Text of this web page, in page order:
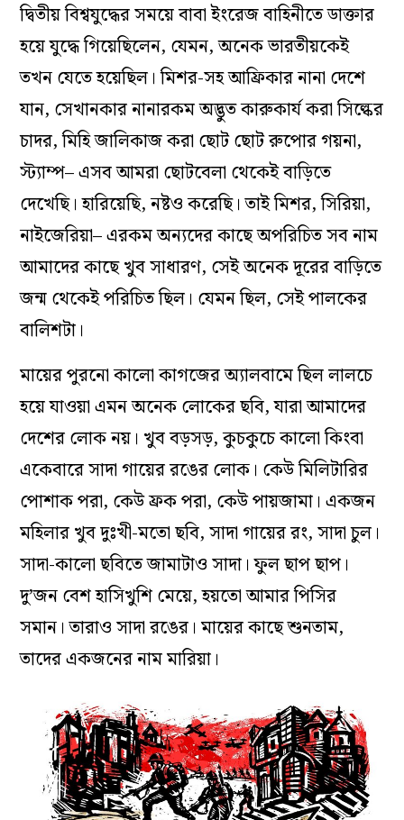
দ্বিতীয় বিশ্বযুদ্ধের সময়ে বাবা ইংরেজ বাহিনীতে ডাক্তার
হয়ে যুদ্ধে গিয়েছিলেন, যেমন, অনেক ভারতীয়কেই
তখন যেতে হয়েছিল। মিশর-সহ আফ্রিকার নানা দেশে
যান, সেখানকার নানারকম অদ্ভুত কারুকার্য করা সিল্কের
চাদর, মিহি জালিকাজ করা ছোট ছোট রুপোর গয়না,
স্ট্যাম্প– এসব আমরা ছোটবেলা থেকেই বাড়িতে
দেখেছি। হারিয়েছি, নষ্টও করেছি। তাই মিশর, সিরিয়া,
নাইজেরিয়া– এরকম অন্যদের কাছে অপরিচিত সব নাম
আমাদের কাছে খুব সাধারণ, সেই অনেক দূরের বাড়িতে
জন্ম থেকেই পরিচিত ছিল। যেমন ছিল, সেই পালকের
বালিশটা।
মায়ের পুরনো কালো কাগজের অ্যালবামে ছিল লালচে
হয়ে যাওয়া এমন অনেক লোকের ছবি, যারা আমাদের
দেশের লোক নয়। খুব বড়সড়, কুচকুচে কালো কিংবা
একেবারে সাদা গায়ের রঙের লোক। কেউ মিলিটারির
পোশাক পরা, কেউ ফ্রক পরা, কেউ পায়জামা। একজন
মহিলার খুব দুঃখী-মতো ছবি, সাদা গায়ের রং, সাদা চুল।
সাদা-কালো ছবিতে জামাটাও সাদা। ফুল ছাপ ছাপ।
দু’জন বেশ হাসিখুশি মেয়ে, হয়তো আমার পিসির
সমান। তারাও সাদা রঙের। মায়ের কাছে শুনতাম,
তাদের একজনের নাম মারিয়া।